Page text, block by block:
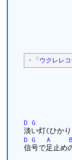
・「ウクレレ
D G
淡い灯(ひか
D G A
信号で足止め